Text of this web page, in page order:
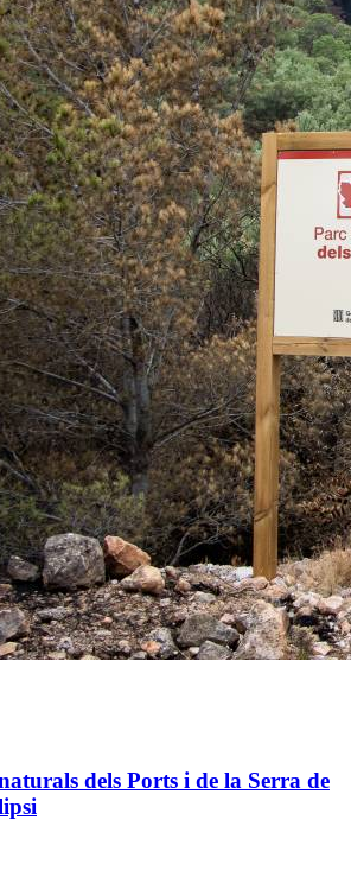
dels Ports i de la Serra de